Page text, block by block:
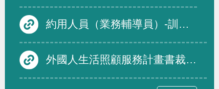
約用人員（業務輔導員）-訓練發展組
外國人生活照顧服務計畫書裁量基準修正規定，並自即日生效